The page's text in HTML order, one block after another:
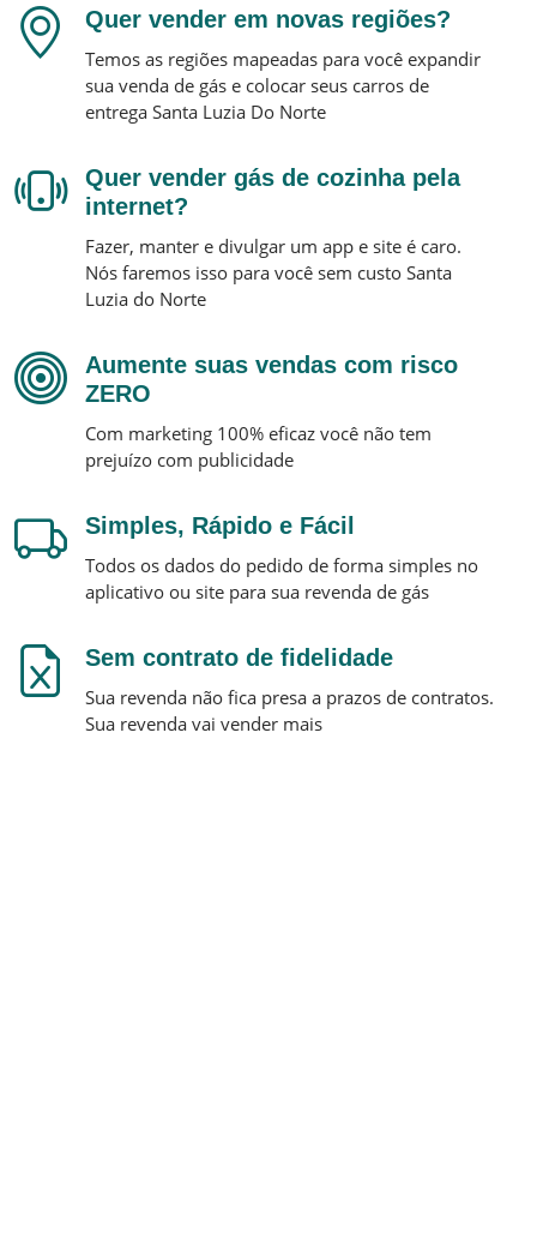
Quer vender em novas regiões?
Temos as regiões mapeadas para você expandir
sua venda de gás e colocar seus carros de
entrega Santa Luzia Do Norte
Quer vender gás de cozinha pela
internet?
Fazer, manter e divulgar um app e site é caro.
Nós faremos isso para você sem custo Santa
Luzia do Norte
Aumente suas vendas com risco
ZERO
Com marketing 100% eficaz você não tem
prejuízo com publicidade
Simples, Rápido e Fácil
Todos os dados do pedido de forma simples no
aplicativo ou site para sua revenda de gás
Sem contrato de fidelidade
Sua revenda não fica presa a prazos de contratos.
Sua revenda vai vender mais